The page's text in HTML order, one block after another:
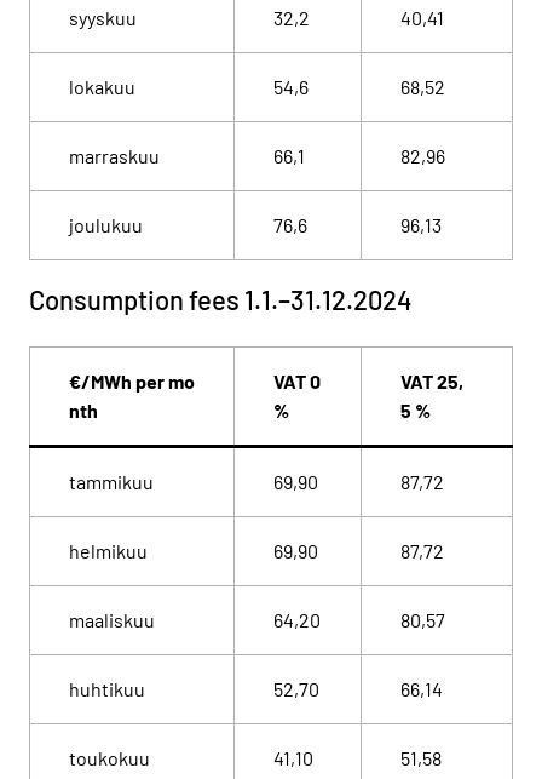
syyskuu 32,2 40,41
lokakuu 54,6 68,52
marraskuu 66,1 82,96
joulukuu 76,6 96,13
Consumption fees 1.1.–31.12.2024
€/MWh per mo
nth
VAT 0
%
VAT 25,
5 %
tammikuu 69,90 87,72
helmikuu 69,90 87,72
maaliskuu 64,20 80,57
huhtikuu 52,70 66,14
toukokuu 41,10 51,58